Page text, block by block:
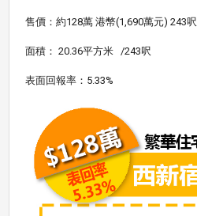
售價 ：約128萬 港幣(1,690萬元) 243呎
面積： 20.36平方米 /243呎
表面回報率：5.33%